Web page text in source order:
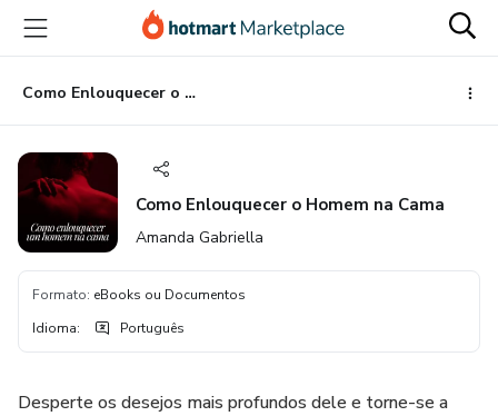
para
conteúdo
principal
para
pagamento
para
rodapé
Como Enlouquecer o Homem na Cama
Como Enlouquecer o Homem na Cama
Amanda Gabriella
Formato: eBooks ou Documentos
Idioma: Português
Desperte os desejos mais profundos dele e torne-se a